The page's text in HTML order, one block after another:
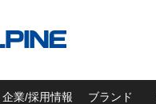
企業/採用情報 ブランド